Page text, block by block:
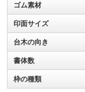
ゴム素材
印面サイズ
台木の向き
書体数
枠の種類